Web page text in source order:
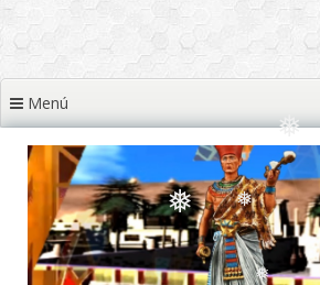
❅
❅ ❅
❅
Menú